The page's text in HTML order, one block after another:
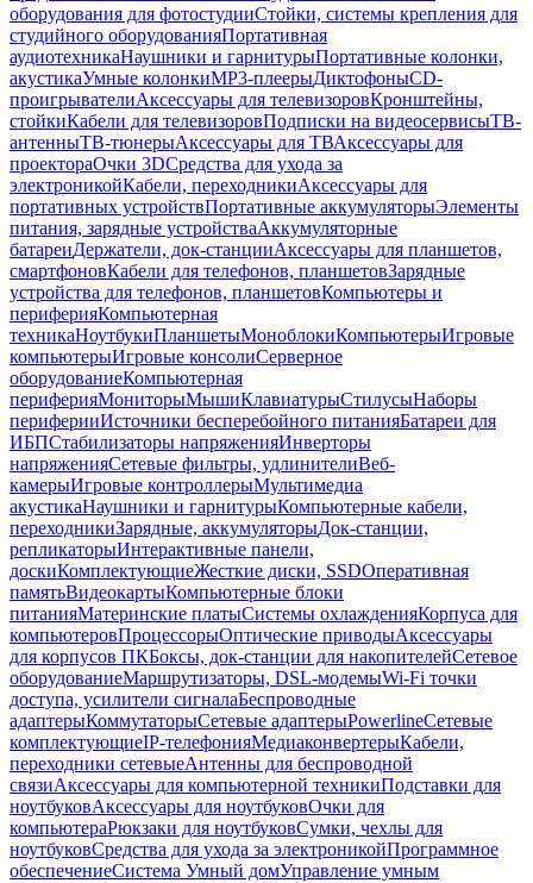
оборудования для фотостудииСтойки, системы крепления для
студийного оборудованияПортативная
аудиотехникаНаушники и гарнитурыПортативные колонки,
акустикаУмные колонкиMP3-плеерыДиктофоныCD-
проигрывателиАксессуары для телевизоровКронштейны,
стойкиКабели для телевизоровПодписки на видеосервисыТВ-
антенныТВ-тюнерыАксессуары для ТВАксессуары для
проектораОчки 3DСредства для ухода за
электроникойКабели, переходникиАксессуары для
портативных устройствПортативные аккумуляторыЭлементы
питания, зарядные устройстваАккумуляторные
батареиДержатели, док-станцииАксессуары для планшетов,
смартфоновКабели для телефонов, планшетовЗарядные
устройства для телефонов, планшетовКомпьютеры и
периферияКомпьютерная
техникаНоутбукиПланшетыМоноблокиКомпьютерыИгровые
компьютерыИгровые консолиСерверное
оборудованиеКомпьютерная
периферияМониторыМышиКлавиатурыСтилусыНаборы
периферииИсточники бесперебойного питанияБатареи для
ИБПСтабилизаторы напряженияИнверторы
напряженияСетевые фильтры, удлинителиВеб-
камерыИгровые контроллерыМультимедиа
акустикаНаушники и гарнитурыКомпьютерные кабели,
переходникиЗарядные, аккумуляторыДок-станции,
репликаторыИнтерактивные панели,
доскиКомплектующиеЖесткие диски, SSDОперативная
памятьВидеокартыКомпьютерные блоки
питанияМатеринские платыСистемы охлажденияКорпуса для
компьютеровПроцессорыОптические приводыАксессуары
для корпусов ПКБоксы, док-станции для накопителейСетевое
оборудованиеМаршрутизаторы, DSL-модемыWi-Fi точки
доступа, усилители сигналаБеспроводные
адаптерыКоммутаторыСетевые адаптерыPowerlineСетевые
комплектующиеIP-телефонияМедиаконвертерыКабели,
переходники сетевыеАнтенны для беспроводной
связиАксессуары для компьютерной техникиПодставки для
ноутбуковАксессуары для ноутбуковОчки для
компьютераРюкзаки для ноутбуковСумки, чехлы для
ноутбуковСредства для ухода за электроникойПрограммное
обеспечениеСистема Умный домУправление умным